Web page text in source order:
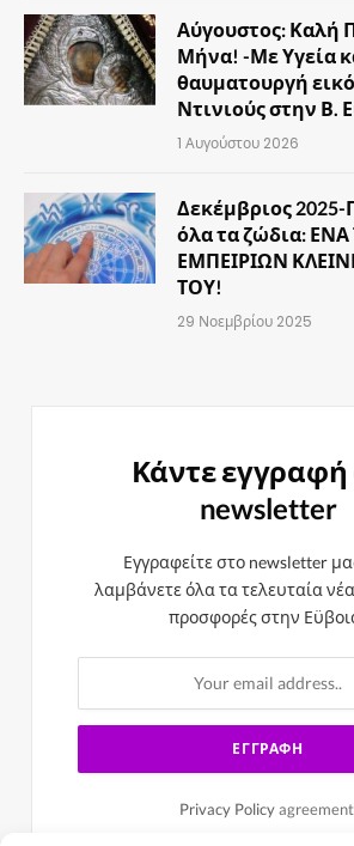
Αύγουστος: Καλή
Μήνα! -Με Υγεία
θαυματουργή
Ντινιούς στην Β.
1 Αυγούστου 2026
Δεκέμβριος 2025-
όλα τα ζώδια: ΕΝΑ
ΕΜΠΕΙΡΙΩΝ
ΤΟΥ!
29 Νοεμβρίου 2025
Κάντε εγγραφή
newsletter
Εγγραφείτε στο newsletter
λαμβάνετε όλα τα τελευταία
προσφορές στην
Privacy Policy